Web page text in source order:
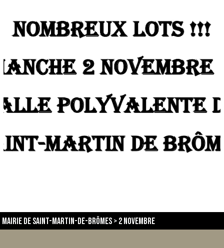
Mairie de Saint-Martin-de-Brômes>2 novembre